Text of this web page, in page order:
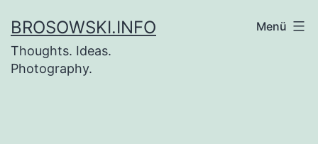
Inhalt
springen
BROSOWSKI.INFO
Thoughts. Ideas.
Photography.
Menü